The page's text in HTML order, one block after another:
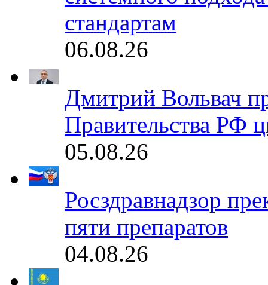
стандартам
06.08.26
Дмитрий Вольвач
Правительства РФ
05.08.26
Росздравнадзор
пяти препаратов
04.08.26